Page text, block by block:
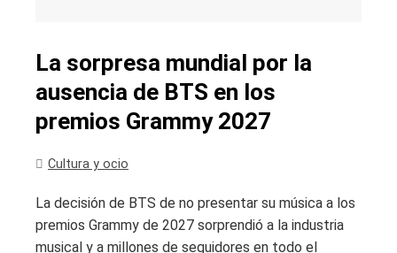
La sorpresa mundial por la
ausencia de BTS en los
premios Grammy 2027
Cultura y ocio
La decisión de BTS de no presentar su música a los
premios Grammy de 2027 sorprendió a la industria
musical y a millones de seguidores en todo el